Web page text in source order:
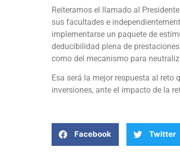
Reiteramos el llamado al
sus facultades e
implementarse un paquete de
deducibilidad plena de
como del mecanismo para
Esa será la mejor respuesta al reto
inversiones, ante el impacto de la
Facebook Twitter